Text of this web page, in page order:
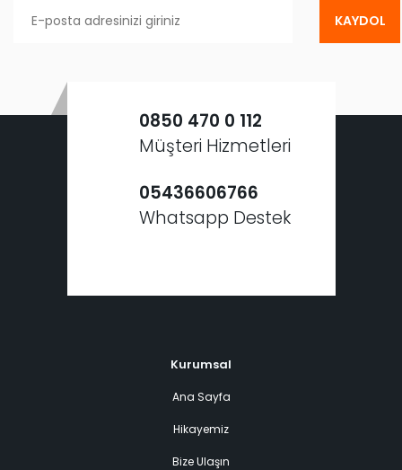
KAYDOL
0850 470 0 112
Müşteri Hizmetleri
05436606766
Whatsapp Destek
Kurumsal
Ana Sayfa
Hikayemiz
Bize Ulaşın